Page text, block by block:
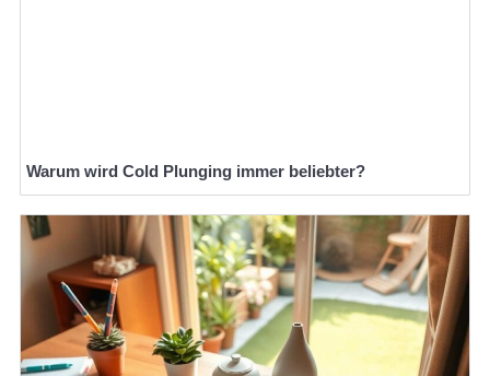
Warum wird Cold Plunging immer beliebter?